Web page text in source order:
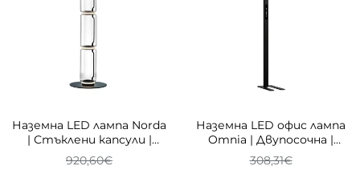
Наземна LED лампа Norda
| Стъклени капсули |
3000K | 30W
920,60€
Наземна LED офис лампа
Omnia | Двупосочна |
100W | 4000K
308,31€